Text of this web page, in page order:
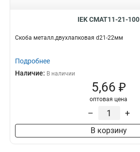
IEK CMAT11-21-100
Скоба металл.двухлапковая d21-22мм
Подробнее
Наличие: В наличии
5,66 ₽
оптовая цена
– +
В корзину